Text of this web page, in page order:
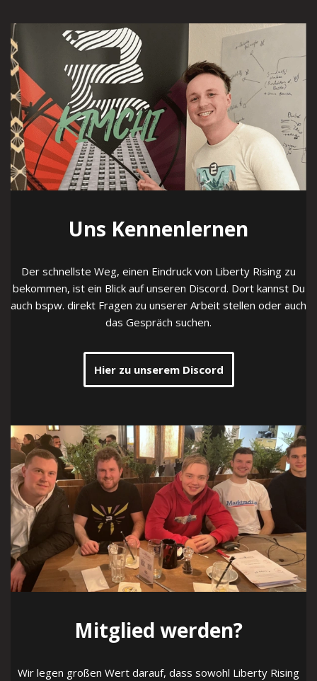
Uns Kennenlernen
Der schnellste Weg, einen Eindruck von Liberty Rising zu
bekommen, ist ein Blick auf unseren Discord. Dort kannst Du
auch bspw. direkt Fragen zu unserer Arbeit stellen oder auch
das Gespräch suchen.
Hier zu unserem Discord
Mitglied werden?
Wir legen großen Wert darauf, dass sowohl Liberty Rising